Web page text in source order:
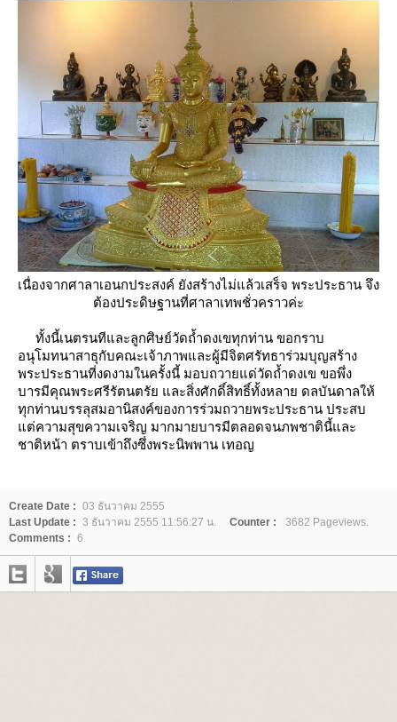
เนื่องจากศาลาเอนกประสงค์ ยังสร้างไม่แล้วเสร็จ พระประธาน จึง
ต้องประดิษฐานที่ศาลาเทพชั่วคราวค่ะ
ทั้งนี้เนตรนทีและลูกศิษย์วัดถ้ำดงเขทุกท่าน ขอกราบ
อนุโมทนาสาธุกับคณะเจ้าภาพและผู้มีจิตศรัทธาร่วมบุญสร้าง
พระประธานที่งดงามในครั้งนี้ มอบถวายแด่วัดถ้ำดงเข ขอพึ่ง
บารมีคุณพระศรีรัตนตรัย และสิ่งศักดิ์สิทธิ์ทั้งหลาย ดลบันดาลให้
ทุกท่านบรรลุสมอานิสงค์ของการร่วมถวายพระประธาน ประสบ
ต่ความสุขความเจริญ มากมายบารมีตลอดจนภพชาตินี้และ
ชาติหน้า ตราบเข้าถึงซึ่งพระนิพพาน เทอญ
Create Date : 03 ธันวาคม 2555
Last Update : 3 ธันวาคม 2555 11:56:27 น. Counter :
3682 Pageviews.
Comments : 6